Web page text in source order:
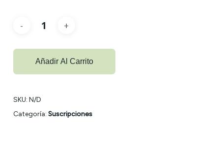
Añadir Al Carrito
SKU: N/D
Categoría: Suscripciones